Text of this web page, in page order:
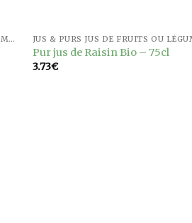
JUS & PURS JUS DE FRUITS OU LÉGUMES
Ajouter
Pur jus de Raisin Bio – 75cl
3.73€